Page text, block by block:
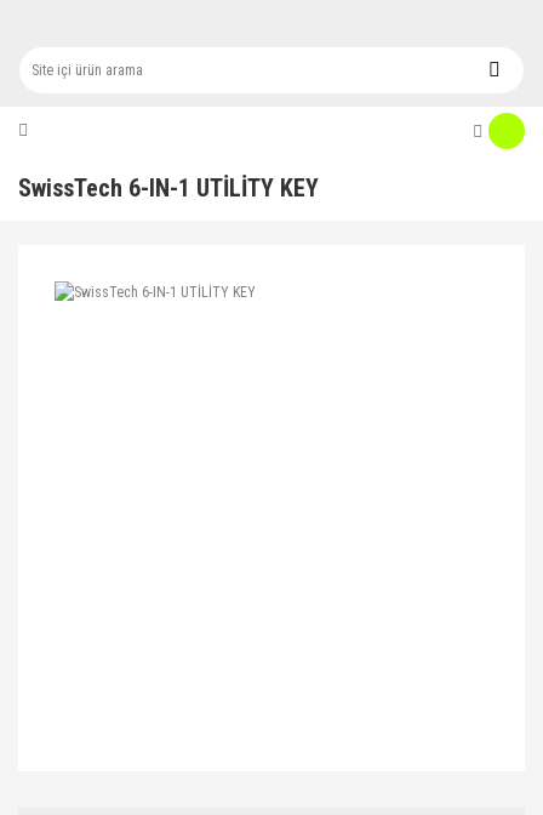
SwissTech 6-IN-1 UTİLİTY KEY